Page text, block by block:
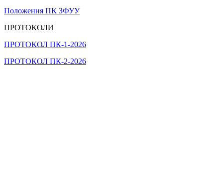
Положення ПК ЗФУУ
ПРОТОКОЛИ
ПРОТОКОЛ ПК-1-2026
ПРОТОКОЛ ПК-2-2026